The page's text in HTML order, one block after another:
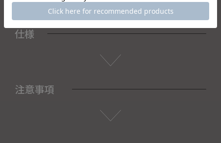
仕様
注意事項